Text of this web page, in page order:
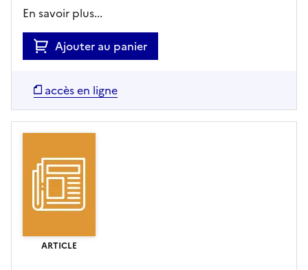
En savoir plus...
Ajouter au panier
accès en ligne
ARTICLE